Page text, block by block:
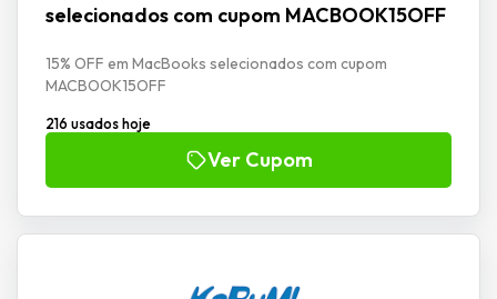
selecionados com cupom MACBOOK15OFF
15% OFF em MacBooks selecionados com cupom
MACBOOK15OFF
216 usados hoje
Ver Cupom